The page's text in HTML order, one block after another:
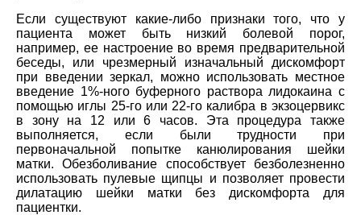
Если существуют какие-либо признаки того, что у
пациента может быть низкий болевой порог,
например, ее настроение во время предварительной
беседы, или чрезмерный изначальный дискомфорт
при введении зеркал, можно использовать местное
введение 1%-ного буферного раствора лидокаина с
помощью иглы 25-го или 22-го калибра в экзоцервикс
в зону на 12 или 6 часов. Эта процедура также
выполняется, если были трудности при
первоначальной попытке канюлирования шейки
матки. Обезболивание способствует безболезненно
использовать пулевые щипцы и позволяет провести
дилатацию шейки матки без дискомфорта для
пациентки.